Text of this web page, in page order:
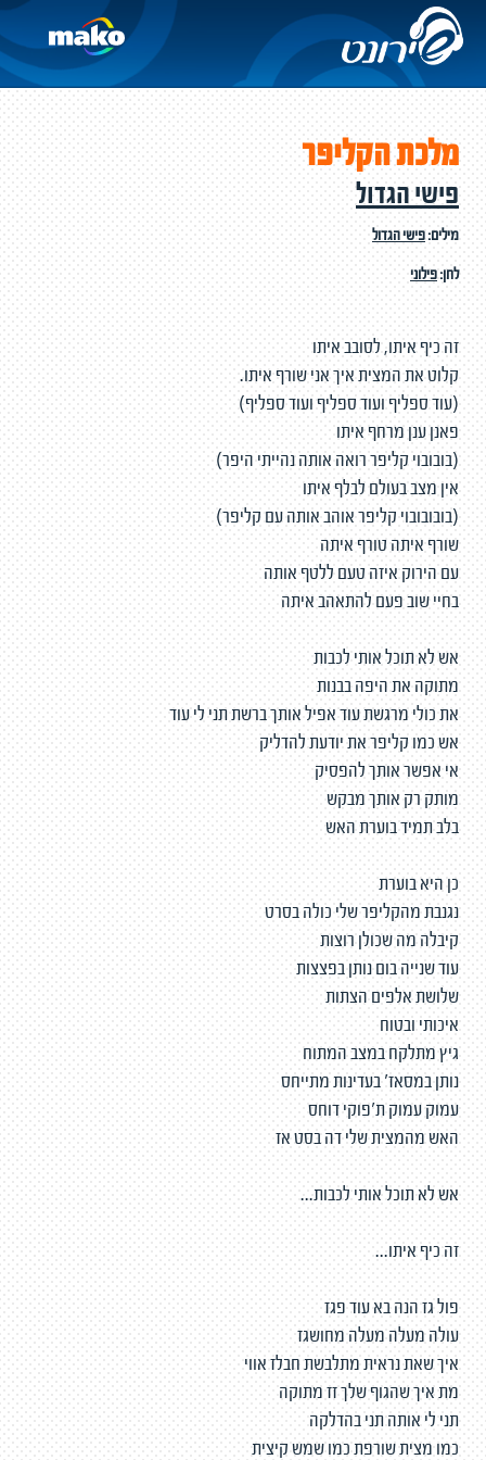
מלכת הקליפר
פישי הגדול
מילים:פישי הגדול
לחן:פילוני
זה כיף איתו, לסובב איתו
קלוט את המצית איך אני שורף איתו.
(עוד ספליף ועוד ספליף ועוד ספליף)
פאנן ענן מרחף איתו
(בובובוי קליפר רואה אותה נהייתי היפר)
אין מצב בעולם לבלף איתו
(בובובובוי קליפר אוהב אותה עם קליפר)
שורף איתה טורף איתה
עם הירוק איזה טעם ללטף אותה
בחיי שוב פעם להתאהב איתה
אש לא תוכל אותי לכבות
מתוקה את היפה בבנות
את כולי מרגשת עוד אפיל אותך ברשת תני לי עוד
אש כמו קליפר את יודעת להדליק
אי אפשר אותך להפסיק
מותק רק אותך מבקש
בלב תמיד בוערת האש
כן היא בוערת
נגנבת מהקליפר שלי כולה בסרט
קיבלה מה שכולן רוצות
עוד שנייה בום נותן בפצצות
שלושת אלפים הצתות
איכותי ובטוח
גיץ מתלקח במצב המתוח
נותן במסאז' בעדינות מתייחס
עמוק עמוק ת'פוקי דוחס
האש מהמצית שלי דה בסט אז
אש לא תוכל אותי לכבות...
זה כיף איתו...
פול גז הנה בא עוד פגז
עולה מעלה מעלה מחושגז
איך שאת נראית מתלבשת חבלז אווי
מת איך שהגוף שלך זז מתוקה
תני לי אותה תני בהדלקה
כמו מצית שורפת כמו שמש קיצית